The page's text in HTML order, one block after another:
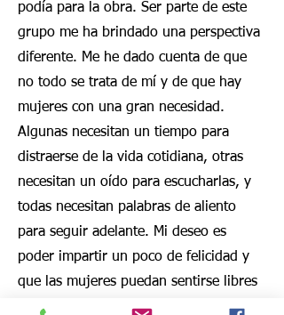
podía para la obra. Ser parte de este
grupo me ha brindado una perspectiva
diferente. Me he dado cuenta de que
no todo se trata de mí y de que hay
mujeres con una gran necesidad.
Algunas necesitan un tiempo para
distraerse de la vida cotidiana, otras
necesitan un oído para escucharlas, y
todas necesitan palabras de aliento
para seguir adelante. Mi deseo es
poder impartir un poco de felicidad y
que las mujeres puedan sentirse libres
para expresarse y conocerse mejor. El